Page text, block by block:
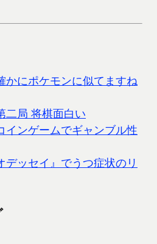
かにポケモンに似てますね
二局 将棋面白い
インゲームでギャンブル性
デッセイ』でうつ症状のリ